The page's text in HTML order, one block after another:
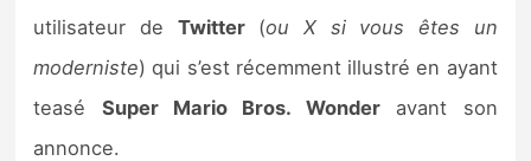
utilisateur de Twitter(ou X si vous êtes un
moderniste) qui s’est récemment illustré en ayant
teasé Super Mario Bros. Wonderavant son
annonce.